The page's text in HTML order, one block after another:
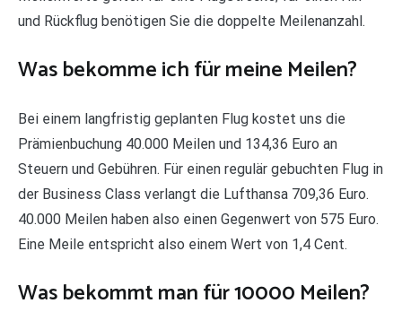
und Rückflug benötigen Sie die doppelte Meilenanzahl.
Was bekomme ich für meine Meilen?
Bei einem langfristig geplanten Flug kostet uns die
Prämienbuchung 40.000 Meilen und 134,36 Euro an
Steuern und Gebühren. Für einen regulär gebuchten Flug in
der Business Class verlangt die Lufthansa 709,36 Euro.
40.000 Meilen haben also einen Gegenwert von 575 Euro.
Eine Meile entspricht also einem Wert von 1,4 Cent.
Was bekommt man für 10000 Meilen?